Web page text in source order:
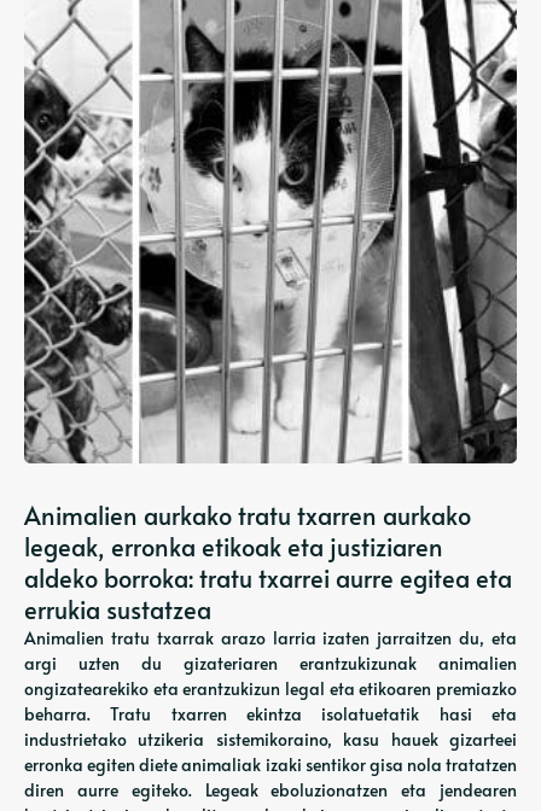
Animalien aurkako tratu txarren aurkako
legeak, erronka etikoak eta justiziaren
aldeko borroka: tratu txarrei aurre egitea eta
errukia sustatzea
Animalien tratu txarrak arazo larria izaten jarraitzen du, eta
argi uzten du gizateriaren erantzukizunak animalien
ongizatearekiko eta erantzukizun legal eta etikoaren premiazko
beharra. Tratu txarren ekintza isolatuetatik hasi eta
industrietako utzikeria sistemikoraino, kasu hauek gizarteei
erronka egiten diete animaliak izaki sentikor gisa nola tratatzen
diren aurre egiteko. Legeak eboluzionatzen eta jendearen